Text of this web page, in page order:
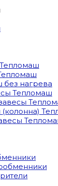
нагрева
Тепломаш